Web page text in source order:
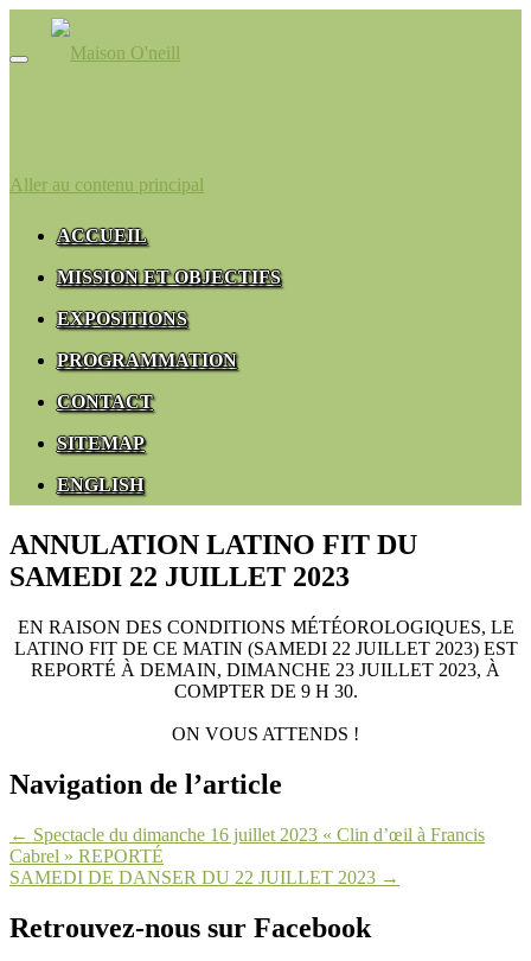
Afficher/masquer
Aller au contenu principal
ACCUEIL
MISSION ET OBJECTIFS
EXPOSITIONS
PROGRAMMATION
CONTACT
SITEMAP
ENGLISH
ANNULATION LATINO FIT DU
SAMEDI 22 JUILLET 2023
EN RAISON DES CONDITIONS MÉTÉOROLOGIQUES, LE
LATINO FIT DE CE MATIN (SAMEDI 22 JUILLET 2023) EST
REPORTÉ À DEMAIN, DIMANCHE 23 JUILLET 2023, À
COMPTER DE 9 H 30.
ON VOUS ATTENDS !
Navigation de l’article
← Spectacle du dimanche 16 juillet 2023 « Clin d’œil à Francis
Cabrel » REPORTÉ
SAMEDI DE DANSER DU 22 JUILLET 2023 →
Retrouvez-nous sur Facebook